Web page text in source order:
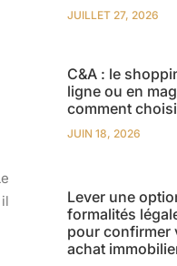
JUILLET 27, 2026
C&A : le
ligne ou en
comment
JUIN 18, 2026
Lever une
formalités
pour confirmer
achat